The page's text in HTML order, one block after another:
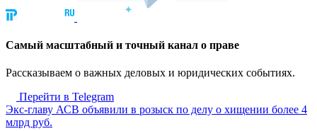
Cамый масштабный и точный канал о праве
Рассказываем о важных деловых и юридических событиях.
Перейти в Telegram
Экс-главу АСВ объявили в розыск по делу о хищении более 4
млрд руб.